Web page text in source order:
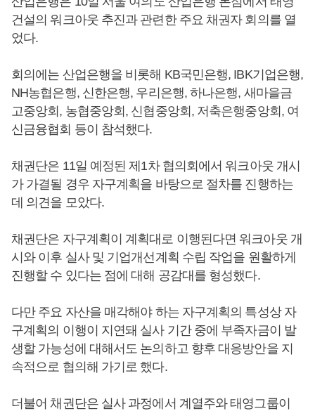
건설의 워크아웃 추진과 관련한 주요 채권자 회의를 열
었다.
회의에는 산업은행을 비롯해 KB국민은행, IBK기업은행,
NH농협은행, 신한은행, 우리은행, 하나은행, 새마을금
고중앙회, 농협중앙회, 신협중앙회, 저축은행중앙회, 여
신금융협회 등이 참석했다.
채권단은 11일 예정된 제1차 협의회에서 워크아웃 개시
가 가결될 경우 자구계획을 바탕으로 절차를 진행하는
데 의견을 모았다.
채권단은 자구계획이 계획대로 이행된다면 워크아웃 개
시와 이후 실사 및 기업개선계획 수립 작업을 원활하게
진행할 수 있다는 점에 대해 공감대를 형성했다.
다만 주요 자산을 매각해야 하는 자구계획의 특성상 자
구계획의 이행이 지연돼 실사 기간 중에 부족자금이 발
생할 가능성에 대해서도 논의하고 향후 대응방안을 지
속적으로 협의해 가기로 했다.
더불어 채권단은 실사 과정에서 계열주와 태영그룹이